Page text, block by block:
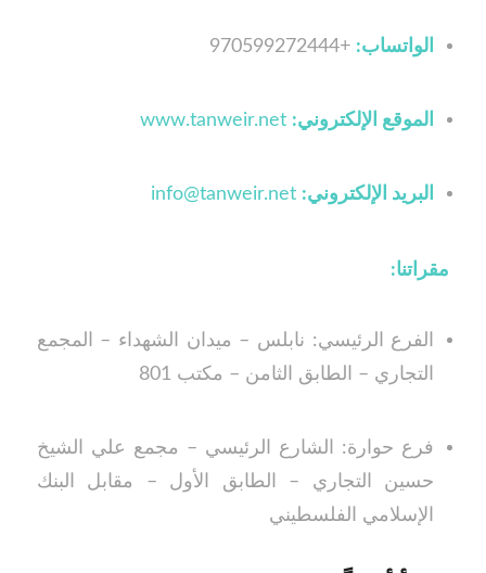
الواتساب: +970599272444
الموقع الإلكتروني: www.tanweir.net
البريد الإلكتروني: info@tanweir.net
مقراتنا:
الفرع الرئيسي: نابلس – ميدان الشهداء – المجمع
التجاري – الطابق الثامن – مكتب 801
فرع حوارة: الشارع الرئيسي – مجمع علي الشيخ
حسين التجاري – الطابق الأول – مقابل البنك
الإسلامي الفلسطيني